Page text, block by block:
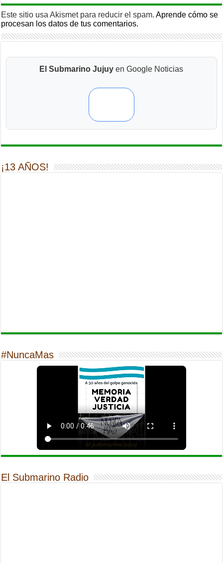
Este sitio usa Akismet para reducir el spam.Aprende cómo se
procesan los datos de tus comentarios.
El Submarino Jujuy en Google Noticias
¡13 AÑOS!
#NuncaMas
El Submarino Radio